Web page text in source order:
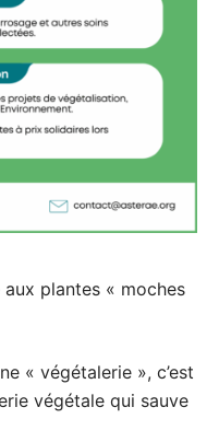
plantes « moches
« végétalerie », c’est
végétale qui sauve